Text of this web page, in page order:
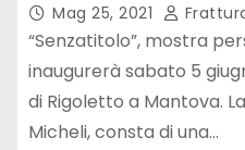
Mag 25, 2021
“Senzatitolo”, mostra
inaugurerà sabato 5
di Rigoletto a Mantova.
Micheli, consta di una…